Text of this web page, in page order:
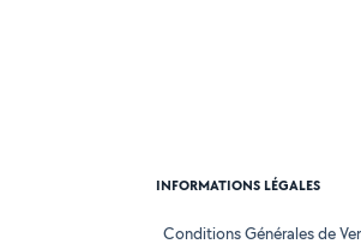
INFORMATIONS LÉGALES
Conditions Générales de